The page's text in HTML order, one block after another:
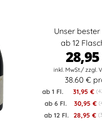
Unser bester
ab 12
28,95
38.60 €
ab 1 Fl. 31,95 €
ab 6 Fl. 30,95 €
ab 12 Fl. 28,95 €